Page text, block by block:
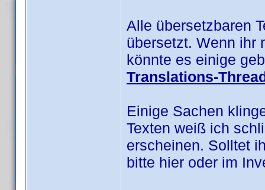
Alle übersetzbaren
übersetzt. Wenn ihr
könnte es einige
Translations-
Einige Sachen
Texten weiß ich
erscheinen. Solltet
bitte hier oder im